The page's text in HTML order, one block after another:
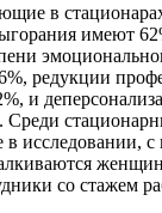
в
имеют
редукции
и
исследовании,
со стажем